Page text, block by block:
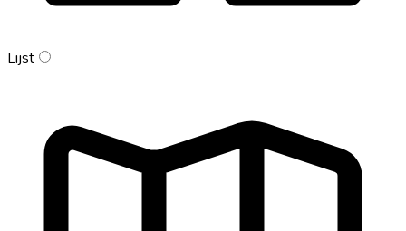
Lijst